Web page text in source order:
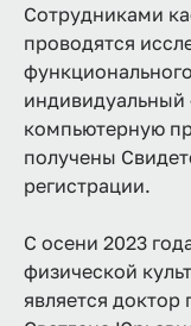
Сотрудниками
проводятся
индивидуальный
компьютерную
получены
регистрации.
С осени 2023
физической
является доктор